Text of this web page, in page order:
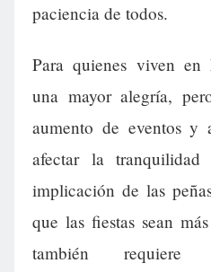
paciencia de todos.
Para quienes viven en
una mayor alegría,
aumento de eventos y
afectar la
implicación de las
que las fiestas sean
también requiere